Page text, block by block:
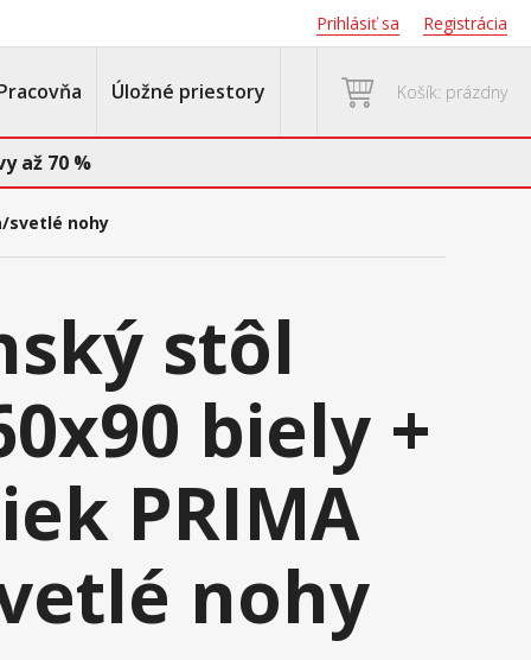
Prihlásiť sa Registrácia
Úložné priestory Košík: prázdny
až 70 %
svetlé nohy
stôl
biely +
PRIMA
nohy